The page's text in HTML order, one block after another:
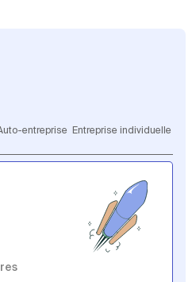
individuelle